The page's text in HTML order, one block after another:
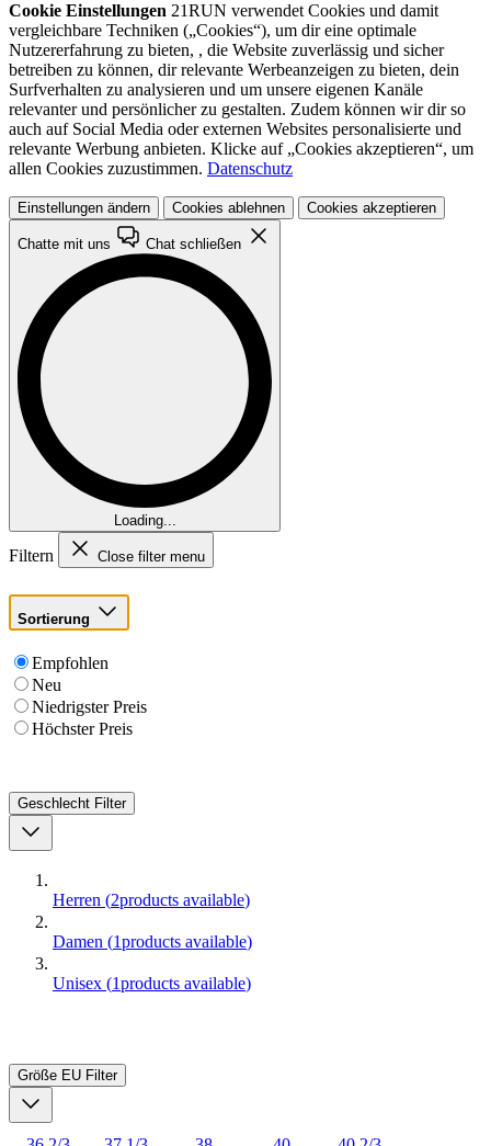
Cookie Einstellungen 21RUN verwendet Cookies und damit
vergleichbare Techniken („Cookies“), um dir eine optimale
Nutzererfahrung zu bieten, , die Website zuverlässig und sicher
betreiben zu können, dir relevante Werbeanzeigen zu bieten, dein
Surfverhalten zu analysieren und um unsere eigenen Kanäle
relevanter und persönlicher zu gestalten. Zudem können wir dir so
auch auf Social Media oder externen Websites personalisierte und
relevante Werbung anbieten. Klicke auf „Cookies akzeptieren“, um
allen Cookies zuzustimmen. Datenschutz
Einstellungen ändern Cookies ablehnen Cookies akzeptieren
Chatte mit uns Chat schließen
Loading...
Filtern Close filter menu
Sortierung
Empfohlen
Neu
Niedrigster Preis
Höchster Preis
Geschlecht Filter
Herren (2products available)
Damen (1products available)
Unisex (1products available)
Größe EU Filter